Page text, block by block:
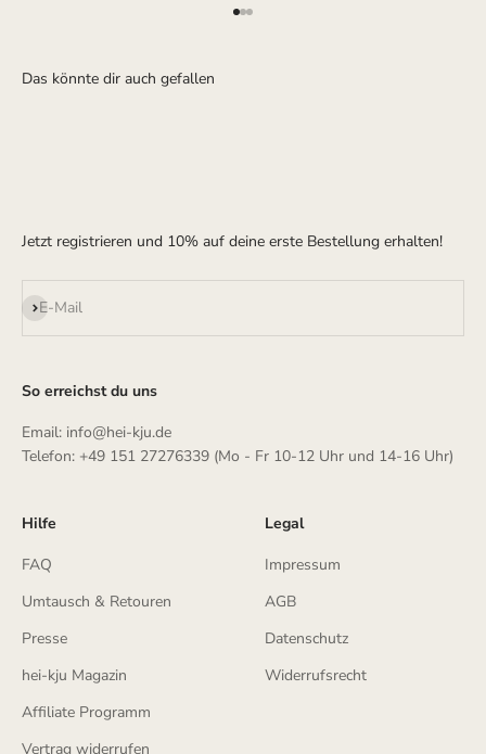
Jetzt registrieren und 10% auf deine erste Bestellung erhalten!
E-Mail
Abonnieren
So erreichst du uns
Email: info@hei-kju.de
Telefon: +49 151 27276339 (Mo - Fr 10-12 Uhr und 14-16 Uhr)
Hilfe
FAQ
Umtausch & Retouren
Presse
hei-kju Magazin
Affiliate Programm
Vertrag widerrufen
Legal
Impressum
AGB
Datenschutz
Widerrufsrecht